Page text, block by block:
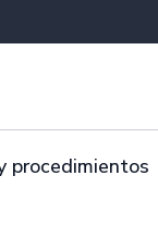
procedimientos